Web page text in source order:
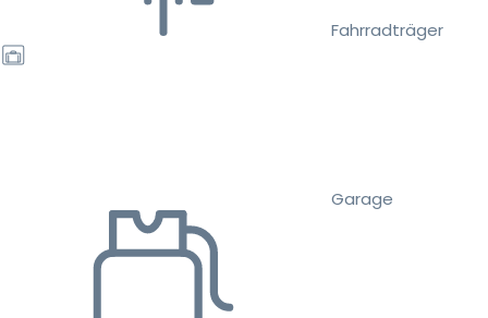
Fahrradträger
Garage